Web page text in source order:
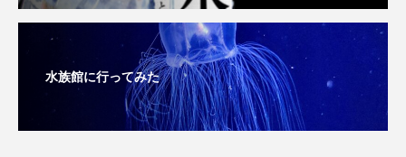
寄生虫 対馬 寿司 小樽
屈斜路湖 岩手県 市場
市立しものせき水族館・海響館 干支
水族館に行ってみた